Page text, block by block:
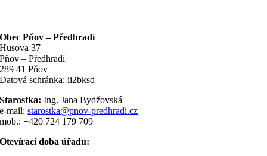
Obec Pňov – Předhradí
Husova 37
Pňov – Předhradí
289 41 Pňov
Datová schránka: ii2bksd
Starostka: Ing. Jana Bydžovská
e-mail:starostka@pnov-predhradi.cz
mob.: +420 724 179 709
Otevírací doba úřadu: